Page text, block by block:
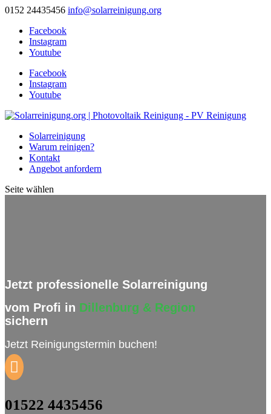
0152 24435456 info@solarreinigung.org
Facebook
Instagram
Youtube
Facebook
Instagram
Youtube
Solarreinigung
Warum reinigen?
Kontakt
Angebot anfordern
Seite wählen
Jetzt professionelle Solarreinigung
vom Profi in Dillenburg & Region
sichern
Jetzt Reinigungstermin buchen!

01522 4435456